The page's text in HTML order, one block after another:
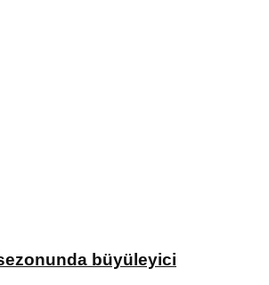
büyüleyici